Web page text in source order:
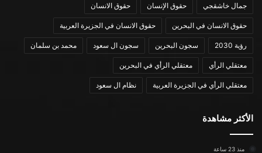
جمال خاشقجي حقوق الإنسان حقوق الانسان
حقوق الانسان في البحرين حقوق الانسان في الجزيرة العربية
رؤية 2030 سجون البحرين سجون ال سعود محمد بن سلمان
معتقلي الرأي معتقلي الرأي في البحرين
معتقلي الرأي في الجزيرة العربية نظام ال سعود
الأكثر مشاهدة
منذ 23 ساعة